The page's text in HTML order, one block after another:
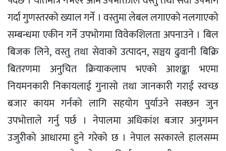
गर्दा गुणस्तरको ख्याल गर्ने । वस्तुमा लेबल लगाएको नलगाएको
सम्बन्धमा एकीन गर्ने उपभोगमा विवेकशिलता अपनाउने । बिल
बिजक लिने, वस्तु तथा सेवाको उत्पादन, सञ्चय ढुवानी बिक्रि
बितरणमा अनुचित क्रियाकलाप भएको आशङ्का भएमा
नियमनकारी निकायलाई गुनासो तथा जानकारी गराई स्वच्छ
बजार कायम गर्नको लागि सहयोग पुर्याउने सक्छन जुन
उपभोत्ताले गर्नु पर्छ । नेपालमा अधिकांश बजार अनुगमन
उजुरीको आधारमा हुने गरेको छ । नेपाल सरकारले हालसम्म